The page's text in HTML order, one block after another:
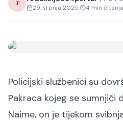
r
29. srpnja 2025. 4 min čitanja
Policijski službenici su
Pakraca kojeg se sumnjiči
Naime, on je tijekom